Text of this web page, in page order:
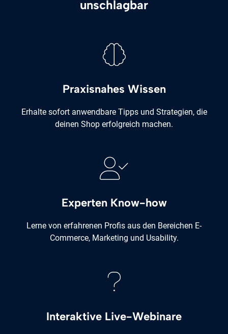
unschlagbar
Praxisnahes Wissen
Erhalte sofort anwendbare Tipps und Strategien, die
deinen Shop erfolgreich machen.
Experten Know-how
Lerne von erfahrenen Profis aus den Bereichen E-
Commerce, Marketing und Usability.
Interaktive Live-Webinare